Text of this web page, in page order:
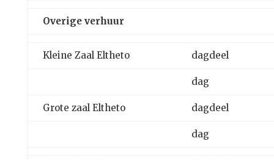
Overige verhuur
Kleine Zaal Eltheto dagdeel
dag
Grote zaal Eltheto dagdeel
dag